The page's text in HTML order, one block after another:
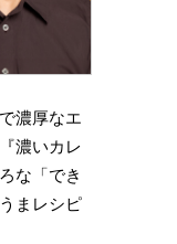
濃厚なエ
濃いカレ
な「でき
まレシピ